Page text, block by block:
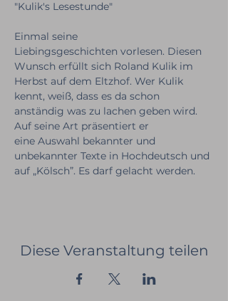
Einmal seine
Liebingsgeschichten vorlesen. Diesen
Wunsch erfüllt sich Roland Kulik im
Herbst auf dem Eltzhof. Wer Kulik
kennt, weiß, dass es da schon
anständig was zu lachen geben wird.
Auf seine Art präsentiert er
eine Auswahl bekannter und
unbekannter Texte in Hochdeutsch und
auf „Kölsch”. Es darf gelacht werden.
Diese Veranstaltung teilen